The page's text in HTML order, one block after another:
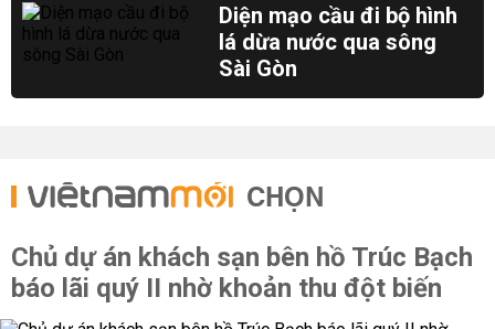
Diện mạo cầu đi bộ hình
lá dừa nước qua sông
Sài Gòn
CHỌN
Chủ dự án khách sạn bên hồ Trúc Bạch
báo lãi quý II nhờ khoản thu đột biến